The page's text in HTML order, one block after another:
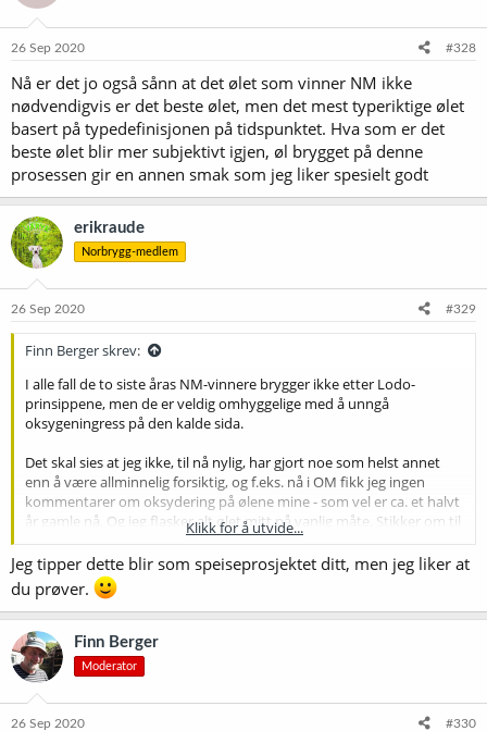
26 Sep 2020 #328
Nå er det jo også sånn at det ølet som vinner NM ikke
nødvendigvis er det beste ølet, men det mest typeriktige ølet
basert på typedefinisjonen på tidspunktet. Hva som er det
beste ølet blir mer subjektivt igjen, øl brygget på denne
prosessen gir en annen smak som jeg liker spesielt godt
erikraude
Norbrygg-medlem
26 Sep 2020 #329
Finn Berger skrev:
I alle fall de to siste åras NM-vinnere brygger ikke etter Lodo-
prinsippene, men de er veldig omhyggelige med å unngå
oksygeningress på den kalde sida.
Det skal sies at jeg ikke, til nå nylig, har gjort noe som helst annet
enn å være allminnelig forsiktig, og f.eks. nå i OM fikk jeg ingen
kommentarer om oksydering på ølene mine - som vel er ca. et halvt
år gamle nå. Og jeg flasker alt ølet mitt på vanlig måte. Stikker om til
blandekar, og flasker med tappestav fra det.
Jeg er litt ambivalent; på den ene sida mener jeg at det er vilt
overdrevet hvor umulig det er å lage godt øl om du ikke holder
oksygen unna i alle ledd - og på den annen side ser jeg ikke bort fra
at det kan være en gevinst å hente på lodo-sida. Så jeg kjører dette
opplegget en periode nå.
Klikk for å utvide...
Jeg tipper dette blir som speiseprosjektet ditt, men jeg liker at
du prøver.
Finn Berger
Moderator
26 Sep 2020 #330